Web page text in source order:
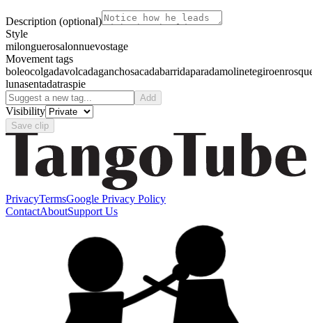
Description (optional)
Style
milonguerosalonnuevostage
Movement tags
boleocolgadavolcadaganchosacadabarridaparadamolinetegiro
lunasentadatraspie
Add
Visibility
Save clip
PrivacyTermsGoogle Privacy Policy
ContactAboutSupport Us